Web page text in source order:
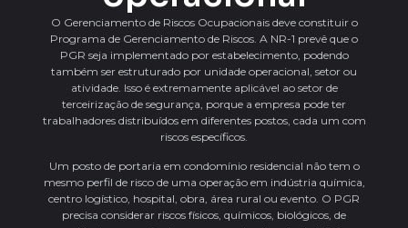
O Gerenciamento de Riscos Ocupacionais deve constituir o
Programa de Gerenciamento de Riscos. A NR-1 prevê que o
PGR seja implementado por estabelecimento, podendo
também ser estruturado por unidade operacional, setor ou
atividade. Isso é extremamente aplicável ao setor de
terceirização de segurança, porque a empresa pode ter
trabalhadores distribuídos em diferentes postos, cada um com
riscos específicos.
Um posto de portaria em condomínio residencial não tem o
mesmo perfil de risco de uma operação em indústria química,
centro logístico, hospital, obra, área rural ou evento. O PGR
precisa considerar riscos físicos, químicos, biológicos, de